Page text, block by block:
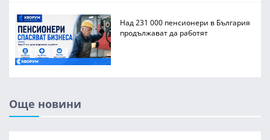
Над 231 000 пенсионери в България
продължават да работят
Още новини